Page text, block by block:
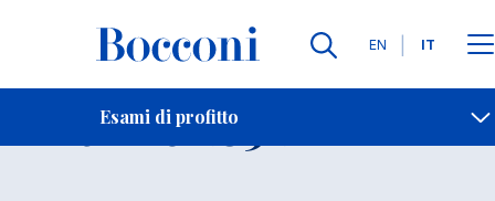
Lingue
EN IT
Esami di profitto
Contatti
Esame 20521 Open